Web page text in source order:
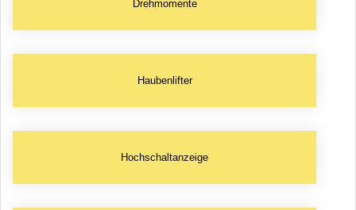
Drehmomente
Haubenlifter
Hochschaltanzeige